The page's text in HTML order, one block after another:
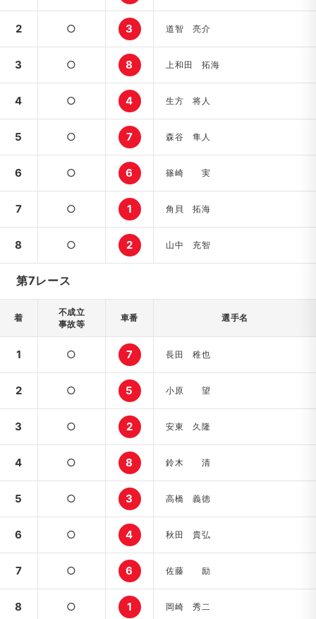
2 ○ 3 道智 亮介
3 ○ 8 上和田 拓海
4 ○ 4 生方 将人
5 ○ 7 森谷 隼人
6 ○ 6 篠崎 実
7 ○ 1 角貝 拓海
8 ○ 2 山中 充智
第7レース
着
不成立
事故等
車番 選手名
1 ○ 7 長田 稚也
2 ○ 5 小原 望
3 ○ 2 安東 久隆
4 ○ 8 鈴木 清
5 ○ 3 高橋 義徳
6 ○ 4 秋田 貴弘
7 ○ 6 佐藤 励
8 ○ 1 岡崎 秀二